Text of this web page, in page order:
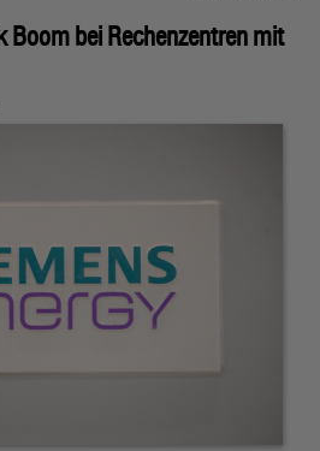
Boom bei Rechenzentren mit